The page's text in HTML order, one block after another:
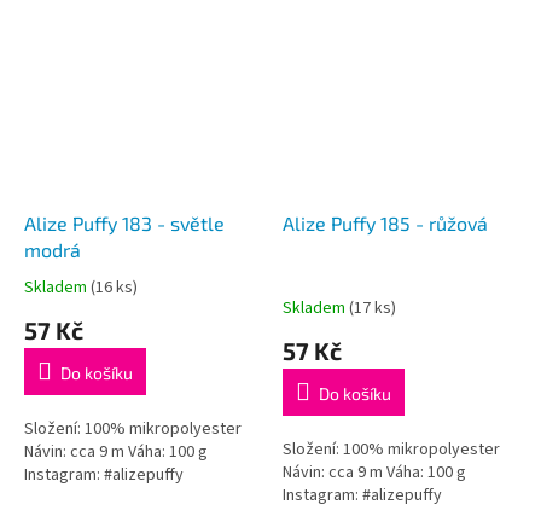
Alize Puffy 183 - světle
modrá
Průměrné
produktu
5,0
5
hvězdiček.
Skladem (16 ks)
57 Kč
Do košíku
Složení: 100% mikropolyester
Návin: cca 9 m Váha: 100 g
Instagram: #alizepuffy
Alize Puffy 185 - růžová
Skladem (17 ks)
57 Kč
Do košíku
Složení: 100% mikropolyester
Návin: cca 9 m Váha: 100 g
Instagram: #alizepuffy